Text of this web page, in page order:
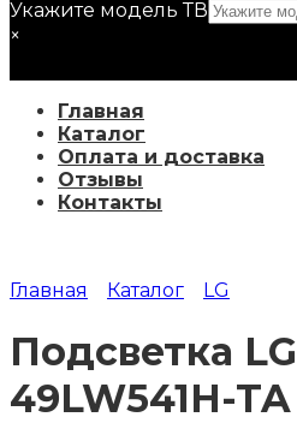
Укажите модель ТВ
×
Главная
Каталог
Оплата и доставка
Отзывы
Контакты
Главная Каталог LG
Подсветка LG
49LW541H-TA